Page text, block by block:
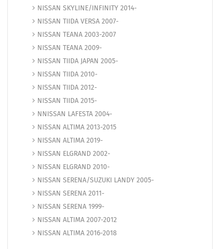
NISSAN SKYLINE/INFINITY 2014-
NISSAN TIIDA VERSA 2007-
NISSAN TEANA 2003-2007
NISSAN TEANA 2009-
NISSAN TIIDA JAPAN 2005-
NISSAN TIIDA 2010-
NISSAN TIIDA 2012-
NISSAN TIIDA 2015-
NNISSAN LAFESTA 2004-
NISSAN ALTIMA 2013-2015
NISSAN ALTIMA 2019-
NISSAN ELGRAND 2002-
NISSAN ELGRAND 2010-
NISSAN SERENA/SUZUKI LANDY 2005-
NISSAN SERENA 2011-
NISSAN SERENA 1999-
NISSAN ALTIMA 2007-2012
NISSAN ALTIMA 2016-2018